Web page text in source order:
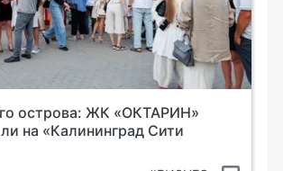
острова: ЖК «ОКТАРИН»
на «Калининград Сити